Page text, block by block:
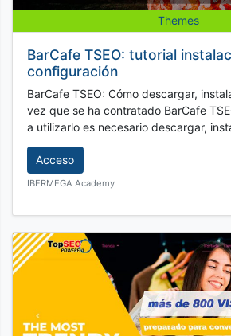
Themes
BarCafe TSEO: tutorial
configuración
BarCafe TSEO: Cómo descargar,
vez que se ha contratado BarCafe
a utilizarlo es necesario descargar,
Acceso
IBERMEGA Academy